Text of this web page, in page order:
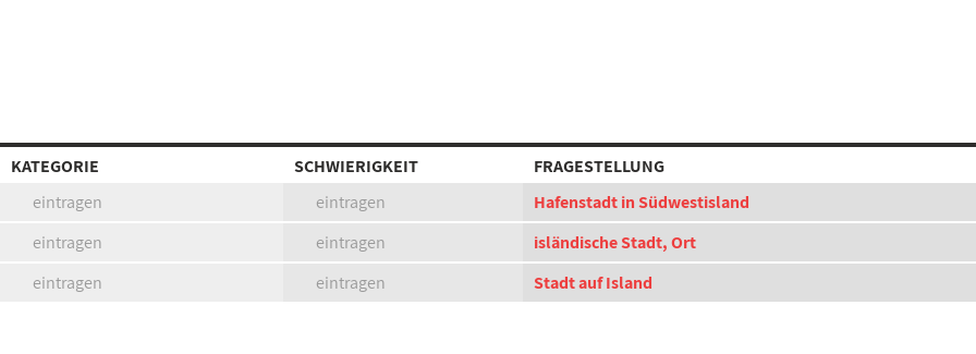
KATEGORIE SCHWIERIGKEIT
FRAGESTELLUNG
eintragen
eintragen
Hafenstadt in Südwestisland
eintragen
eintragen
isländische Stadt, Ort
eintragen
eintragen Stadt auf Island